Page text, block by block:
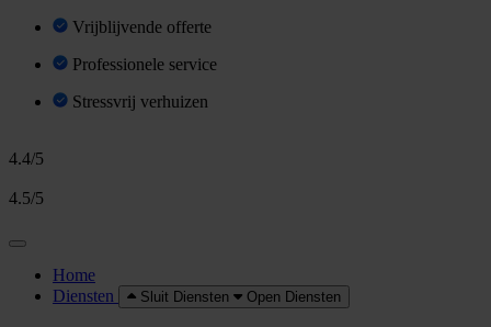
Vrijblijvende offerte
Professionele service
Stressvrij verhuizen
4.4/5
4.5/5
Home
Diensten
Sluit Diensten Open Diensten